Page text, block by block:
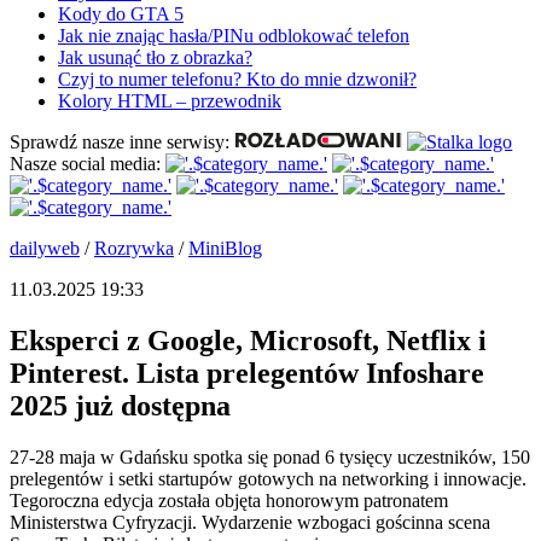
Kody do GTA 5
Jak nie znając hasła/PINu odblokować telefon
Jak usunąć tło z obrazka?
Czyj to numer telefonu? Kto do mnie dzwonił?
Kolory HTML – przewodnik
Sprawdź nasze inne serwisy:
Nasze social media:
dailyweb /Rozrywka /MiniBlog
11.03.2025 19:33
Eksperci z Google, Microsoft, Netflix i
Pinterest. Lista prelegentów Infoshare
2025 już dostępna
27-28 maja w Gdańsku spotka się ponad 6 tysięcy uczestników, 150
prelegentów i setki startupów gotowych na networking i innowacje.
Tegoroczna edycja została objęta honorowym patronatem
Ministerstwa Cyfryzacji. Wydarzenie wzbogaci gościnna scena